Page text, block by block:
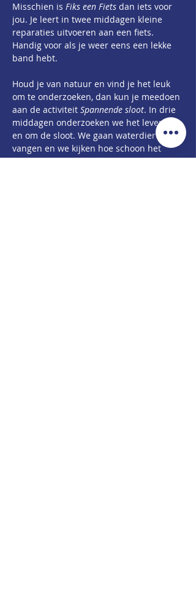
Misschien is Fiks een Fiets dan iets voor
jou. Je leert in twee middagen kleine
reparaties uitvoeren aan een fiets.
Handig voor als je weer eens een lekke
band hebt.
Houd je van natuur en vind je het leuk
om te onderzoeken, dan kun je meedoen
aan de activiteit Spannende sloot. In drie
middagen onderzoeken we het leven in
en om de sloot. We gaan waterdiertjes
vangen en we kijken hoe schoon het
slootwater is.